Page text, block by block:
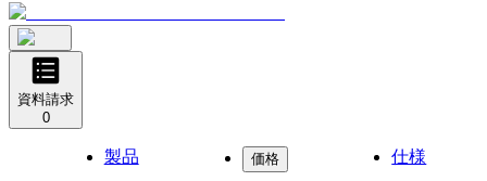
資料請求
0
製品 価格 仕様